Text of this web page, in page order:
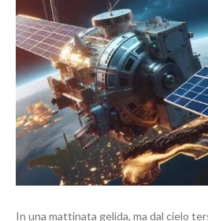
In una mattinata gelida, ma dal cielo